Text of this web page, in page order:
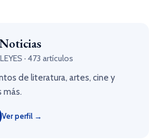
· 473 artículos
de literatura, artes, cine y
más.
Ver perfil →